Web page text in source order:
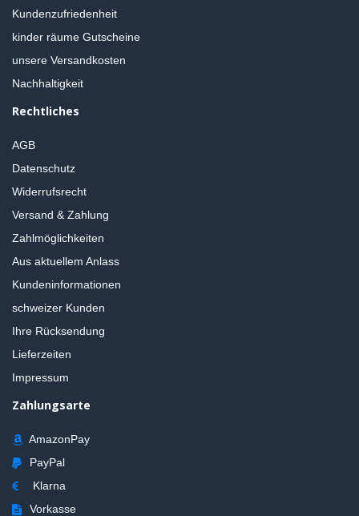
Kundenzufriedenheit
kinder räume Gutscheine
unsere Versandkosten
Nachhaltigkeit
Rechtliches
AGB
Datenschutz
Widerrufsrecht
Versand & Zahlung
Zahlmöglichkeiten
Aus aktuellem Anlass
Kundeninformationen
schweizer Kunden
Ihre Rücksendung
Lieferzeiten
Impressum
Zahlungsarte
AmazonPay
PayPal
Klarna
Vorkasse